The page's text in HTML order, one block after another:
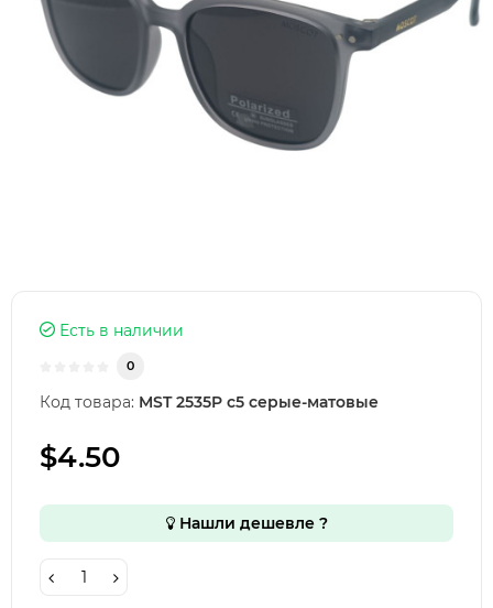
Есть в наличии
0
Код товара: MST 2535P c5 серые-матовые
$4.50
Нашли дешевле ?